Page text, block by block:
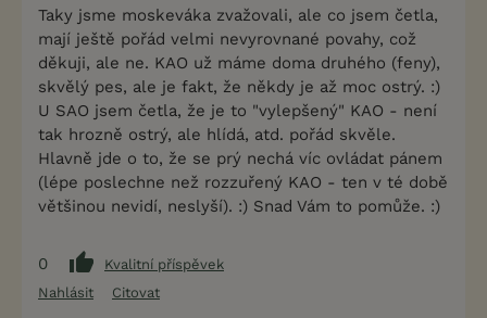
Taky jsme moskeváka zvažovali, ale co jsem četla,
mají ještě pořád velmi nevyrovnané povahy, což
děkuji, ale ne. KAO už máme doma druhého (feny),
skvělý pes, ale je fakt, že někdy je až moc ostrý. :)
U SAO jsem četla, že je to "vylepšený" KAO - není
tak hrozně ostrý, ale hlídá, atd. pořád skvěle.
Hlavně jde o to, že se prý nechá víc ovládat pánem
(lépe poslechne než rozzuřený KAO - ten v té době
většinou nevidí, neslyší). :) Snad Vám to pomůže. :)
0
Kvalitní příspěvek
Nahlásit
Citovat